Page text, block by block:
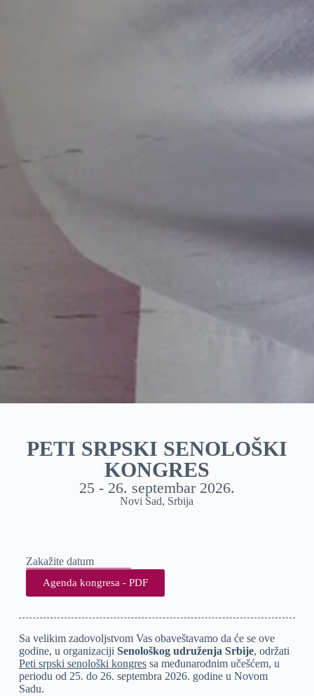
PETI SRPSKI SENOLOŠKI
KONGRES
25 - 26. septembar 2026.
Novi Sad, Srbija
Zakažite datum
Agenda kongresa - PDF
Sa velikim zadovoljstvom Vas obaveštavamo da će se ove
godine, u organizaciji Senološkog udruženja Srbije, održati
Peti srpski senološki kongressa međunarodnim učešćem, u
periodu od 25. do 26. septembra 2026. godine u Novom
Sadu.